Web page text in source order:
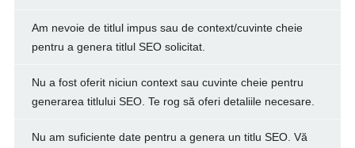
Am nevoie de titlul impus sau de context/cuvinte cheie
pentru a genera titlul SEO solicitat.
Nu a fost oferit niciun context sau cuvinte cheie pentru
generarea titlului SEO. Te rog să oferi detaliile necesare.
Nu am suficiente date pentru a genera un titlu SEO. Vă